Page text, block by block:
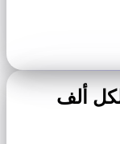
لكل ألف